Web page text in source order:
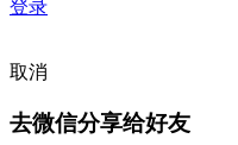
登录
取消
去微信分享给好友